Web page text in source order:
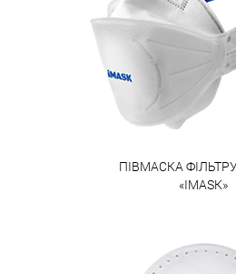
ПІВМАСКА
«IMASK»